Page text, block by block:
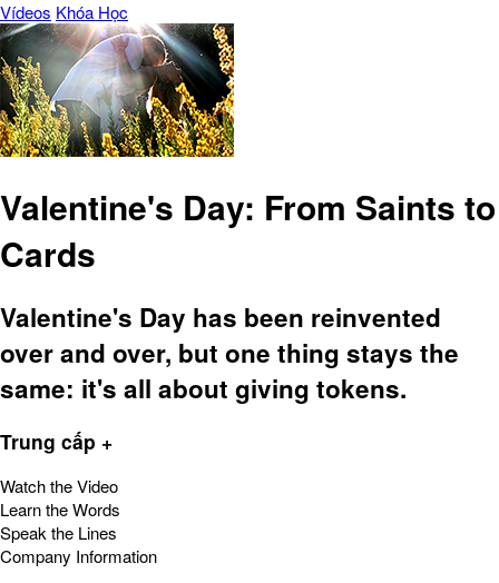
Vídeos Khóa Học
Valentine's Day: From Saints to
Cards
Valentine's Day has been reinvented
over and over, but one thing stays the
same: it's all about giving tokens.
Trung cấp +
Watch the Video
Learn the Words
Speak the Lines
Company Information